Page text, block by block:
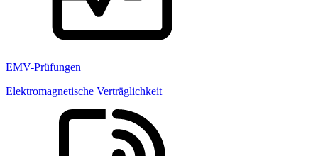
EMV-Prüfungen
Elektromagnetische Verträglichkeit